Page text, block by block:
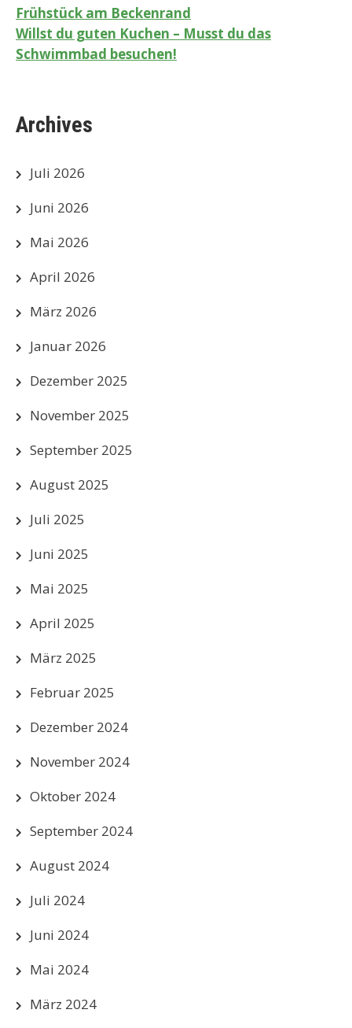
Beitragsnavigation
Frühstück am Beckenrand
Willst du guten Kuchen – Musst du das
Schwimmbad besuchen!
Archives
Juli 2026
Juni 2026
Mai 2026
April 2026
März 2026
Januar 2026
Dezember 2025
November 2025
September 2025
August 2025
Juli 2025
Juni 2025
Mai 2025
April 2025
März 2025
Februar 2025
Dezember 2024
November 2024
Oktober 2024
September 2024
August 2024
Juli 2024
Juni 2024
Mai 2024
März 2024